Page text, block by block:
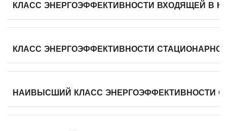
КЛАСС ЭНЕРГОЭФФЕКТИВНОСТИ ВХОДЯЩЕЙ В
КЛАСС ЭНЕРГОЭФФЕКТИВНОСТИ
НАИВЫСШИЙ КЛАСС ЭНЕРГОЭФФЕКТИВНОСТИ